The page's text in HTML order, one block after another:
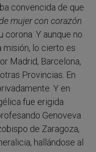
convencida de que
mujer con corazón
corona. Y aunque no
misión, lo cierto es
Madrid, Barcelona,
Provincias. En
Y en
fue erigida
Genoveva
de Zaragoza,
hallándose al